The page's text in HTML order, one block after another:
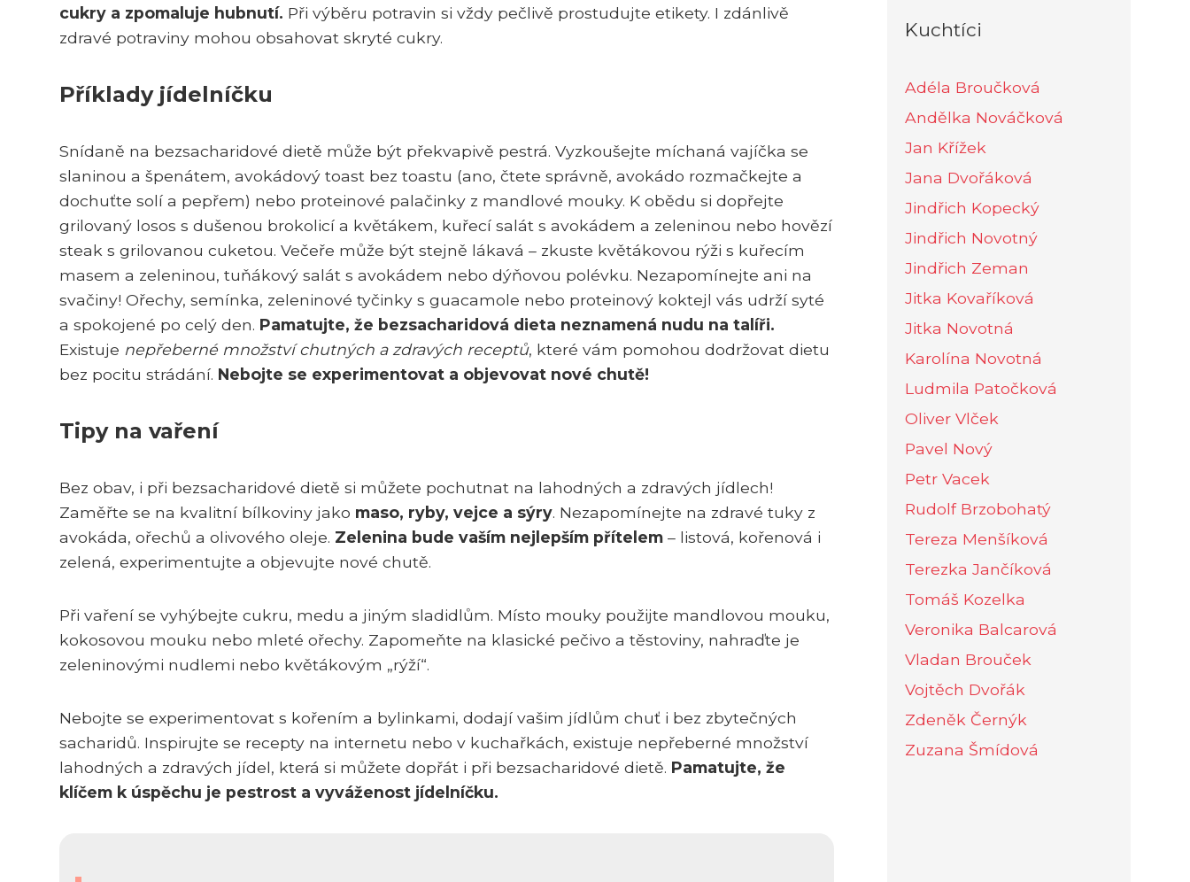
cukry a zpomaluje hubnutí. Při výběru potravin si vždy pečlivě prostudujte etikety. I zdánlivě
zdravé potraviny mohou obsahovat skryté cukry.
Příklady jídelníčku
Snídaně na bezsacharidové dietě může být překvapivě pestrá. Vyzkoušejte míchaná vajíčka se
slaninou a špenátem, avokádový toast bez toastu (ano, čtete správně, avokádo rozmačkejte a
dochuťte solí a pepřem) nebo proteinové palačinky z mandlové mouky. K obědu si dopřejte
grilovaný losos s dušenou brokolicí a květákem, kuřecí salát s avokádem a zeleninou nebo hovězí
steak s grilovanou cuketou. Večeře může být stejně lákavá – zkuste květákovou rýži s kuřecím
masem a zeleninou, tuňákový salát s avokádem nebo dýňovou polévku. Nezapomínejte ani na
svačiny! Ořechy, semínka, zeleninové tyčinky s guacamole nebo proteinový koktejl vás udrží syté
a spokojené po celý den. Pamatujte, že bezsacharidová dieta neznamená nudu na talíři.
Existuje nepřeberné množství chutných a zdravých receptů, které vám pomohou dodržovat dietu
bez pocitu strádání. Nebojte se experimentovat a objevovat nové chutě!
Tipy na vaření
Bez obav, i při bezsacharidové dietě si můžete pochutnat na lahodných a zdravých jídlech!
Zaměřte se na kvalitní bílkoviny jako maso, ryby, vejce a sýry. Nezapomínejte na zdravé tuky z
avokáda, ořechů a olivového oleje. Zelenina bude vaším nejlepším přítelem – listová, kořenová i
zelená, experimentujte a objevujte nové chutě.
Při vaření se vyhýbejte cukru, medu a jiným sladidlům. Místo mouky použijte mandlovou mouku,
kokosovou mouku nebo mleté ořechy. Zapomeňte na klasické pečivo a těstoviny, nahraďte je
zeleninovými nudlemi nebo květákovým „rýží“.
Nebojte se experimentovat s kořením a bylinkami, dodají vašim jídlům chuť i bez zbytečných
sacharidů. Inspirujte se recepty na internetu nebo v kuchařkách, existuje nepřeberné množství
lahodných a zdravých jídel, která si můžete dopřát i při bezsacharidové dietě. Pamatujte, že
klíčem k úspěchu je pestrost a vyváženost jídelníčku.
Kuchtíci
Adéla Broučková
Andělka Nováčková
Jan Křížek
Jana Dvořáková
Jindřich Kopecký
Jindřich Novotný
Jindřich Zeman
Jitka Kovaříková
Jitka Novotná
Karolína Novotná
Ludmila Patočková
Oliver Vlček
Pavel Nový
Petr Vacek
Rudolf Brzobohatý
Tereza Menšíková
Terezka Jančíková
Tomáš Kozelka
Veronika Balcarová
Vladan Brouček
Vojtěch Dvořák
Zdeněk Černýk
Zuzana Šmídová